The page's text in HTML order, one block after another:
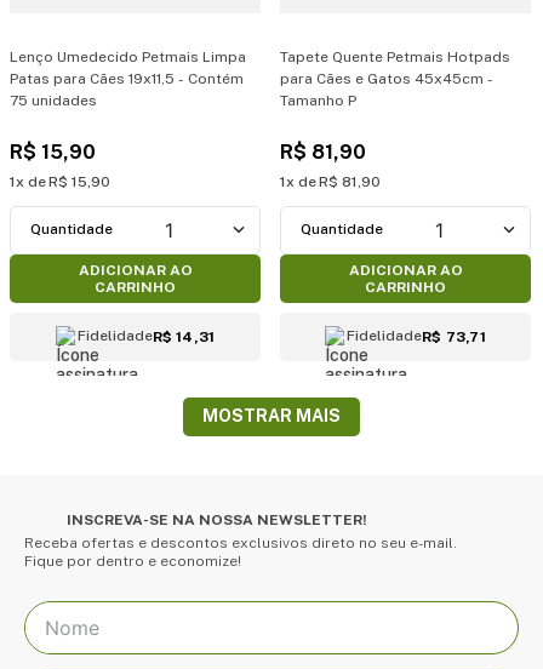
Lenço Umedecido Petmais Limpa
Patas para Cães 19x11,5 - Contém
75 unidades
R$ 15,90
1 R$ 15,90
1
ADICIONAR AO
CARRINHO
FidelidadeR$ 14,31
Tapete Quente Petmais Hotpads
para Cães e Gatos 45x45cm -
Tamanho P
R$ 81,90
1 R$ 81,90
1
ADICIONAR AO
CARRINHO
FidelidadeR$ 73,71
MOSTRAR MAIS
INSCREVA-SE NA NOSSA NEWSLETTER!
Receba ofertas e descontos exclusivos direto no seu e-mail.
Fique por dentro e economize!